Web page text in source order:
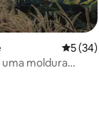
5 de5 (34)
moldura